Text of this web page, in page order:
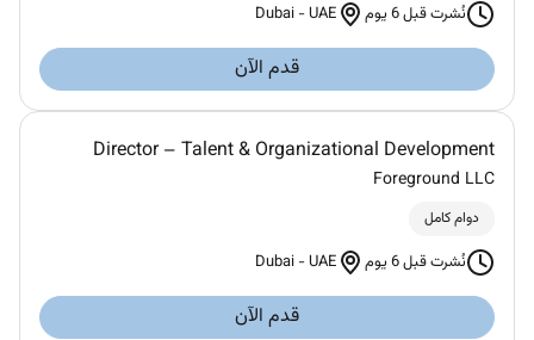
نُشرت قبل 6 يوم Dubai -UAE
قدم الآن
Director – Talent & Organizational Development
Foreground LLC
دوام كامل
نُشرت قبل 6 يوم Dubai -UAE
قدم الآن